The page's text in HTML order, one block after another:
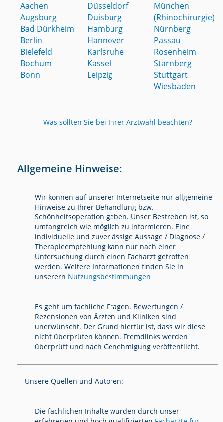
Aachen
Augsburg
Bad Dürkheim
Berlin
Bielefeld
Bochum
Bonn
Düsseldorf
Duisburg
Hamburg
Hannover
Karlsruhe
Kassel
Leipzig
München
(Rhinochirurgie)
Nürnberg
Passau
Rosenheim
Starnberg
Stuttgart
Wiesbaden
Was sollten Sie bei Ihrer Arztwahl beachten?
Allgemeine Hinweise:
Wir können auf unserer Internetseite nur allgemeine
Hinweise zu Ihrer Behandlung bzw.
Schönheitsoperation geben. Unser Bestreben ist, so
umfangreich wie möglich zu informieren. Eine
individuelle und zuverlässige Aussage / Diagnose /
Therapieempfehlung kann nur nach einer
Untersuchung durch einen Facharzt getroffen
werden. Weitere Informationen finden Sie in
unserern Nutzungsbestimmungen
Es geht um fachliche Fragen. Bewertungen /
Rezensionen von Ärzten und Kliniken sind
unerwünscht. Der Grund hierfür ist, dass wir diese
nicht überprüfen können. Fremdlinks werden
überprüft und nach Genehmigung veröffentlicht.
Unsere Quellen und Autoren:
Die fachlichen Inhalte wurden durch unser